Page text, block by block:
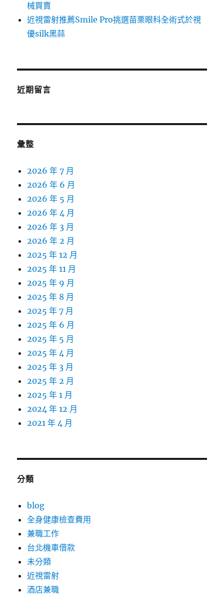
械買賣
近視雷射推薦Smile Pro挑選苗栗眼科全術式於視
優silk黑蒜
近期留言
彙整
2026 年 7 月
2026 年 6 月
2026 年 5 月
2026 年 4 月
2026 年 3 月
2026 年 2 月
2025 年 12 月
2025 年 11 月
2025 年 9 月
2025 年 8 月
2025 年 7 月
2025 年 6 月
2025 年 5 月
2025 年 4 月
2025 年 3 月
2025 年 2 月
2025 年 1 月
2024 年 12 月
2021 年 4 月
分類
blog
全身健康檢查費用
兼職工作
台北機車借款
未分類
近視雷射
酒店兼職